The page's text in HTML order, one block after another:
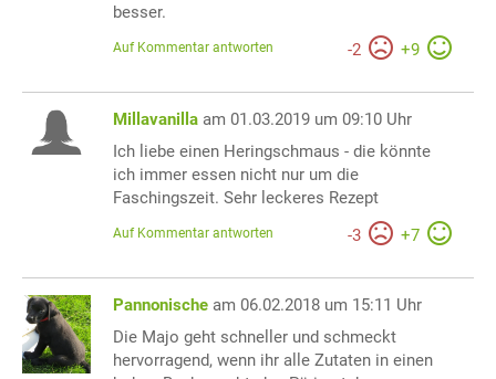
besser.
-2 +9
Auf Kommentar antworten
Millavanilla am 01.03.2019 um 09:10 Uhr
Ich liebe einen Heringschmaus - die könnte
ich immer essen nicht nur um die
Faschingszeit. Sehr leckeres Rezept
-3 +7
Auf Kommentar antworten
Pannonische am 06.02.2018 um 15:11 Uhr
Die Majo geht schneller und schmeckt
hervorragend, wenn ihr alle Zutaten in einen